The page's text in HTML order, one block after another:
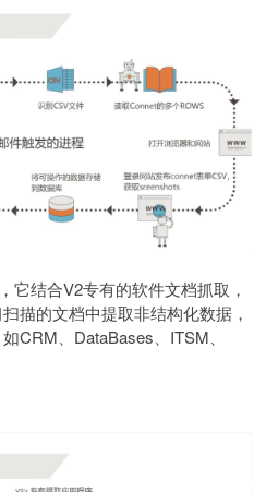
它结合V2专有的软件文档抓取，
描的文档中提取非结构化数据，
CRM、DataBases、ITSM、